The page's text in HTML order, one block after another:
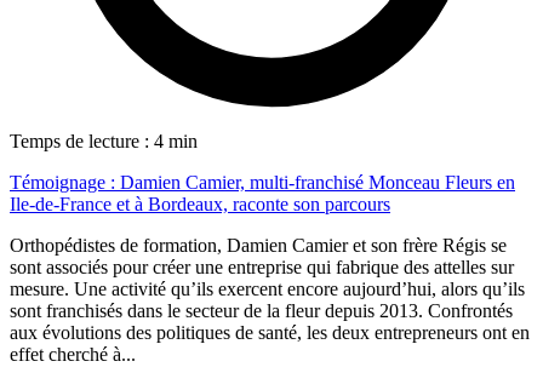
Temps de lecture : 4 min
Témoignage : Damien Camier, multi-franchisé Monceau Fleurs en
Ile-de-France et à Bordeaux, raconte son parcours
Orthopédistes de formation, Damien Camier et son frère Régis se
sont associés pour créer une entreprise qui fabrique des attelles sur
mesure. Une activité qu’ils exercent encore aujourd’hui, alors qu’ils
sont franchisés dans le secteur de la fleur depuis 2013. Confrontés
aux évolutions des politiques de santé, les deux entrepreneurs ont en
effet cherché à...